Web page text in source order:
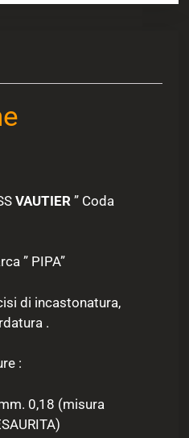
VAUTIER ” Coda
” PIPA”
di incastonatura,
.
:
0,18 (misura